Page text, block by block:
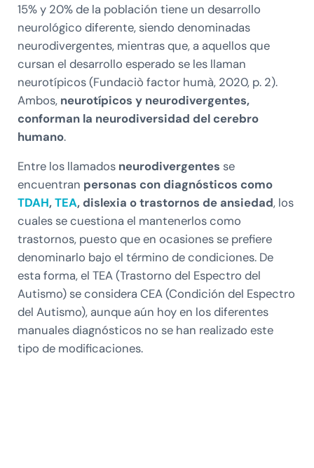
15% y 20% de la población tiene un desarrollo
neurológico diferente, siendo denominadas
neurodivergentes, mientras que, a aquellos que
cursan el desarrollo esperado se les llaman
neurotípicos (Fundaciò factor humà, 2020, p. 2).
Ambos, neurotípicos y neurodivergentes,
conforman la neurodiversidad del cerebro
humano.
Entre los llamados neurodivergentes se
encuentran personas con diagnósticos como
TDAH,TEA, dislexia o trastornos de ansiedad, los
cuales se cuestiona el mantenerlos como
trastornos, puesto que en ocasiones se prefiere
denominarlo bajo el término de condiciones. De
esta forma, el TEA (Trastorno del Espectro del
Autismo) se considera CEA (Condición del Espectro
del Autismo), aunque aún hoy en los diferentes
manuales diagnósticos no se han realizado este
tipo de modificaciones.